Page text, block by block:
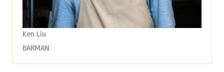
Ken Liu
BARMAN